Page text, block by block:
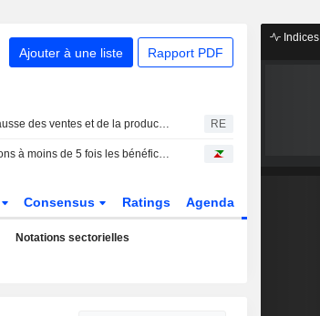
Ajouter à une liste Rapport PDF
Brésil : hausse des ventes et de la production automobile en juillet RE
Trois actions à moins de 5 fois les bénéfices, et alors ?
Consensus Ratings Agenda
Notations sectorielles
Indices